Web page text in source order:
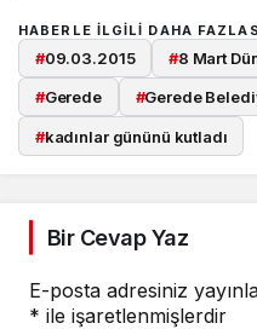
HABERLE ILGILI DAHA
#09.03.2015 #8 Mart
#Gerede #Gerede
#kadınlar gününü kutladı
Bir Cevap Yaz
E-posta adresiniz
* ile işaretlenmişlerdir